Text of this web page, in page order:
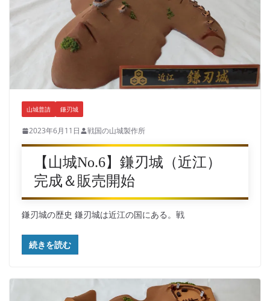
山城普請 鎌刃城
2023年6月11日 戦国の山城製作所
【山城No.6】鎌刃城（近江）
完成＆販売開始
鎌刃城の歴史 鎌刃城は近江の国にある。戦
続きを読む